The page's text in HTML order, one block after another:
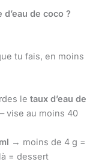
de coco ?
tu fais, en moins
le taux d’eau de
vise au moins 40
→ moins de 4 g =
= dessert